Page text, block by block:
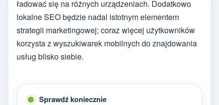
ładować się na różnych urządzeniach. Dodatkowo
lokalne SEO będzie nadal istotnym elementem
strategii marketingowej; coraz więcej użytkowników
korzysta z wyszukiwarek mobilnych do znajdowania
usług blisko siebie.
Sprawdź koniecznie